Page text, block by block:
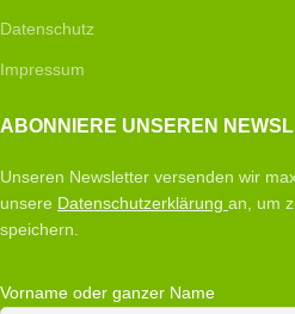
Datenschutz
Impressum
ABONNIERE UNSEREN
Unseren Newsletter versenden wir
unsere Datenschutzerklärung an, um
speichern.
Vorname oder ganzer Name